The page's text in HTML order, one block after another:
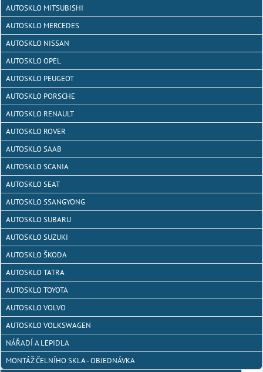
AUTOSKLO MITSUBISHI
AUTOSKLO MERCEDES
AUTOSKLO NISSAN
AUTOSKLO OPEL
AUTOSKLO PEUGEOT
AUTOSKLO PORSCHE
AUTOSKLO RENAULT
AUTOSKLO ROVER
AUTOSKLO SAAB
AUTOSKLO SCANIA
AUTOSKLO SEAT
AUTOSKLO SSANGYONG
AUTOSKLO SUBARU
AUTOSKLO SUZUKI
AUTOSKLO ŠKODA
AUTOSKLO TATRA
AUTOSKLO TOYOTA
AUTOSKLO VOLVO
AUTOSKLO VOLKSWAGEN
NÁŘADÍ A LEPIDLA
MONTÁŽ ČELNÍHO SKLA - OBJEDNÁVKA